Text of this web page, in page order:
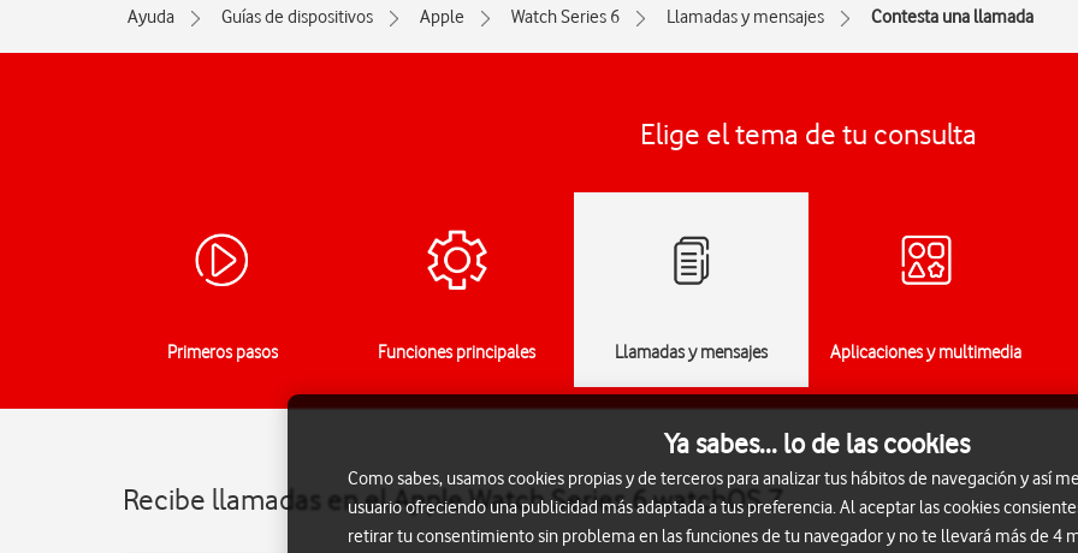
Ayuda Guías de dispositivos Apple Watch Series 6 Llamadas y mensajes Contesta una llamada
Elige el tema de tu consulta
Primeros pasos Funciones principales Llamadas y mensajes Aplicaciones y multimedia
Recibe llamadas en el Apple Watch Series 6 watchOS 7
Ya sabes... lo de las cookies
Como sabes, usamos cookies propias y de terceros para analizar tus hábitos de navegación y así
usuario ofreciendo una publicidad más adaptada a tus preferencia. Al aceptar las cookies
retirar tu consentimiento sin problema en las funciones de tu navegador y no te llevará más de 4